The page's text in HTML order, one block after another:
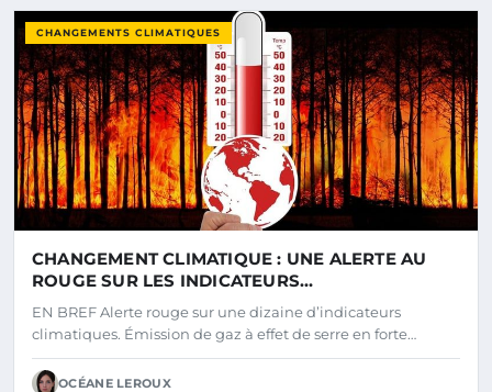
CHANGEMENTS CLIMATIQUES
CHANGEMENT CLIMATIQUE : UNE ALERTE AU
ROUGE SUR LES INDICATEURS
ENVIRONNEMENTAUX
EN BREF Alerte rouge sur une dizaine d’indicateurs
climatiques. Émission de gaz à effet de serre en forte…
OCÉANE LEROUX